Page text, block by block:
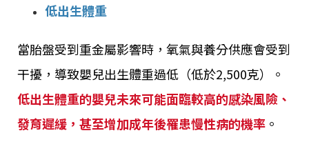
低出生體重
當胎盤受到重金屬影響時，氧氣與養分供應會受到
干擾，導致嬰兒出生體重過低（低於2,500克）。
低出生體重的嬰兒未來可能面臨較高的感染風險、
發育遲緩，甚至增加成年後罹患慢性病的機率 。